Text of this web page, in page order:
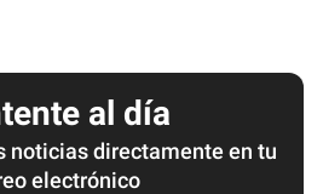
al día
noticias directamente en tu
electrónico